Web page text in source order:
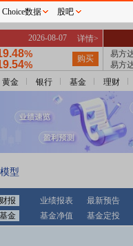
黄金 银行 基金 理财
型
财报 业绩报表 最新预告
基金 基金净值 基金定投
Choice数据 股吧